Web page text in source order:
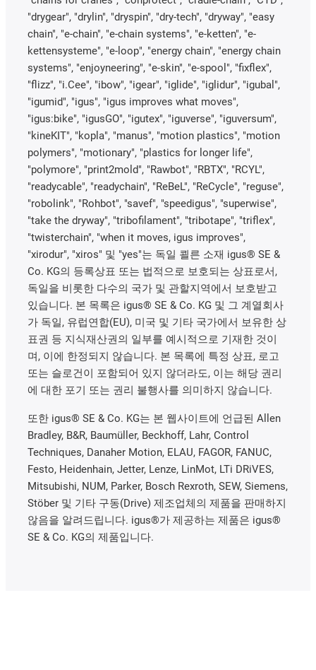
"drygear", "drylin", "dryspin", "dry-tech", "dryway", "easy
chain", "e-chain", "e-chain systems", "e-ketten", "e-
kettensysteme", "e-loop", "energy chain", "energy chain
systems", "enjoyneering", "e-skin", "e-spool", "fixflex",
"flizz", "i.Cee", "ibow", "igear", "iglide", "iglidur", "igubal",
"igumid", "igus", "igus improves what moves",
"igus:bike", "igusGO", "igutex", "iguverse", "iguversum",
"kineKIT", "kopla", "manus", "motion plastics", "motion
polymers", "motionary", "plastics for longer life",
"polymore", "print2mold", "Rawbot", "RBTX", "RCYL",
"readycable", "readychain", "ReBeL", "ReCycle", "reguse",
"robolink", "Rohbot", "savef", "speedigus", "superwise",
"take the dryway", "tribofilament", "tribotape", "triflex",
"twisterchain", "when it moves, igus improves",
"xirodur", "xiros" 및 "yes"는 독일 쾰른 소재 igus® SE &
Co. KG의 등록상표 또는 법적으로 보호되는 상표로서,
독일을 비롯한 다수의 국가 및 관할지역에서 보호받고
있습니다. 본 목록은 igus® SE & Co. KG 및 그 계열회사
가 독일, 유럽연합(EU), 미국 및 기타 국가에서 보유한 상
표권 등 지식재산권의 일부를 예시적으로 기재한 것이
며, 이에 한정되지 않습니다. 본 목록에 특정 상표, 로고
또는 슬로건이 포함되어 있지 않더라도, 이는 해당 권리
에 대한 포기 또는 권리 불행사를 의미하지 않습니다.
또한 igus® SE & Co. KG는 본 웹사이트에 언급된 Allen
Bradley, B&R, Baumüller, Beckhoff, Lahr, Control
Techniques, Danaher Motion, ELAU, FAGOR, FANUC,
Festo, Heidenhain, Jetter, Lenze, LinMot, LTi DRiVES,
Mitsubishi, NUM, Parker, Bosch Rexroth, SEW, Siemens,
Stöber 및 기타 구동(Drive) 제조업체의 제품을 판매하지
않음을 알려드립니다. igus®가 제공하는 제품은 igus®
SE & Co. KG의 제품입니다.